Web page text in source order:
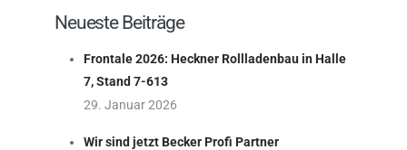
Neueste Beiträge
Frontale 2026: Heckner Rollladenbau in Halle
7, Stand 7-613
29. Januar 2026
Wir sind jetzt Becker Profi Partner